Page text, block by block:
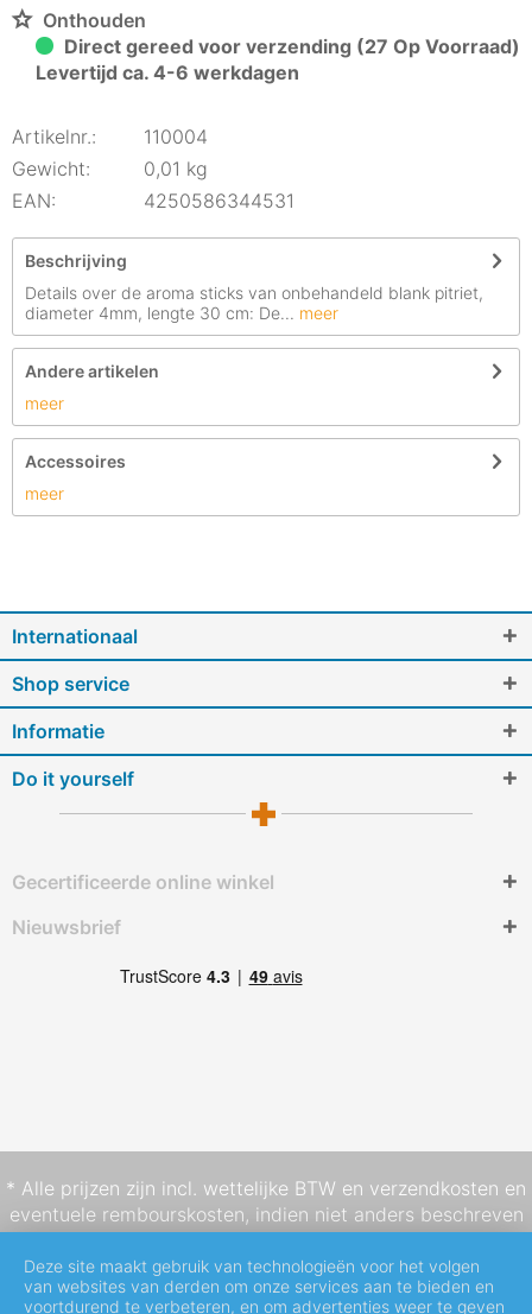
Onthouden
Direct gereed voor verzending (27 Op Voorraad)
Levertijd ca. 4-6 werkdagen
Artikelnr.:
110004
Gewicht:
0,01 kg
EAN:
4250586344531
Beschrijving
Details over de aroma sticks van onbehandeld blank pitriet,
diameter 4mm, lengte 30 cm: De... meer
Andere artikelen
meer
Accessoires
meer
Internationaal
Shop service
Informatie
Do it yourself
Gecertificeerde online winkel
Nieuwsbrief
* Alle prijzen zijn incl. wettelijke BTW en verzendkosten en
eventuele rembourskosten, indien niet anders beschreven
Deze site maakt gebruik van technologieën voor het volgen
van websites van derden om onze services aan te bieden en
voortdurend te verbeteren, en om advertenties weer te geven